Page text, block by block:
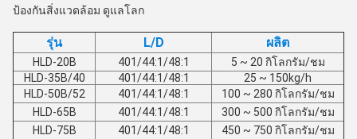
ป้องกันสิ่งแวดล้อม ดูแลโลก
รุ่น L/D ผลิต
HLD-20B 401/44:1/48:1
5 ~ 20 กิโลกรัม/ชม
HLD-35B/40
401/44:1/48:1
25 ~ 150kg/h
HLD-50B/52
401/44:1/48:1
100 ~ 280 กิโลกรัม/ชม
HLD-65B
401/44:1/48:1
300 ~ 500 กิโลกรัม/ชม
HLD-75B
401/44:1/48:1
450 ~ 750 กิโลกรัม/ชม